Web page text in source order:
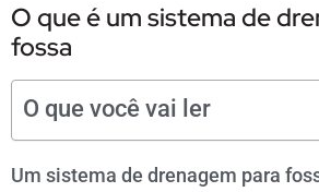
O que é um sistema de
fossa
O que você vai ler
Um sistema de drenagem para